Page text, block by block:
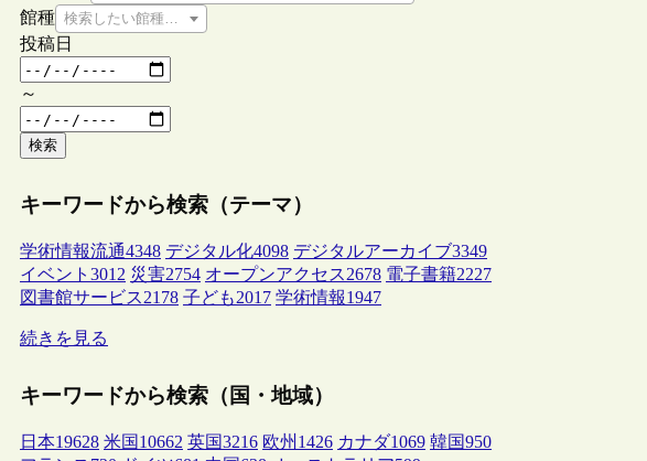
館種 検索したい館種を選択してください
投稿日
～
検索
キーワードから検索（テーマ）
学術情報流通4348 デジタル化4098 デジタルアーカイブ3349
イベント 3012 災害2754 オープンアクセス2678 電子書籍2227
図書館サービス2178 子ども2017 学術情報1947
続きを見る
キーワードから検索（国・地域）
日本19628 米国 10662 英国3216 欧州 1426 カナダ1069 韓国950